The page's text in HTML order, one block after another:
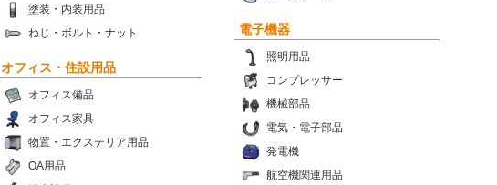
塗装・内装用品
ねじ・ボルト・ナット
電子機器
照明用品
コンプレッサー
機械部品
電気・電子部品
発電機
航空機関連用品
オフィス・住設用品
オフィス備品
オフィス家具
物置・エクステリア用品
OA用品